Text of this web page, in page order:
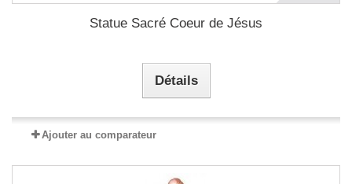
Statue Sacré Coeur de Jésus
Détails
Ajouter au comparateur